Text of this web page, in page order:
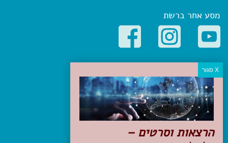
מסע אחר ברשת
קטגוריות פופולריות
יעדים
טיולים בישראל
מלונות בוטיק בישראל
טיפים והמלצות
הכנות לנסיעה
הרצאות וסרטים –